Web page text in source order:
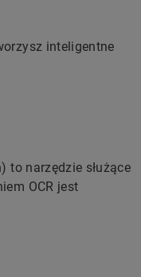
inteligentne
to narzędzie służące
OCR jest